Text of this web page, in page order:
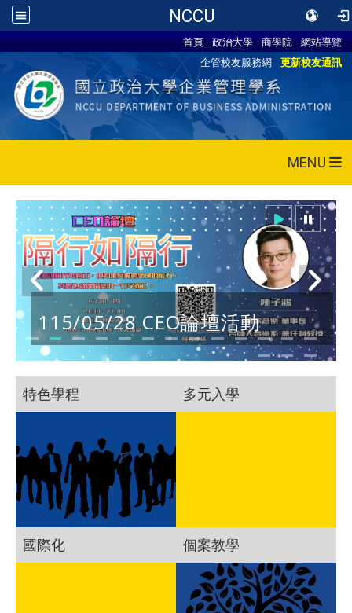
NCCU
首頁 政治大學 商學院
網站導覽
企管校友服務網
更新校友通訊
MENU
115/05/28 CEO論壇活動
特色學程 多元入學
國際化 個案教學